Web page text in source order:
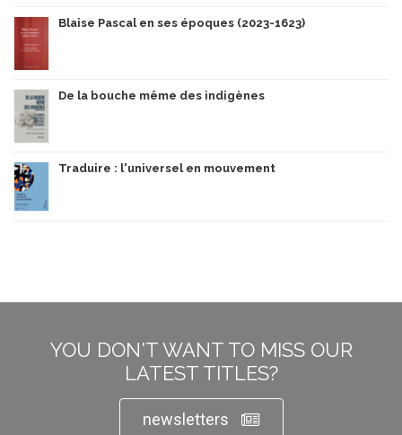
Blaise Pascal en ses époques (2023-1623)
De la bouche même des indigènes
Traduire : l'universel en mouvement
YOU DON'T WANT TO MISS OUR
LATEST TITLES?
newsletters